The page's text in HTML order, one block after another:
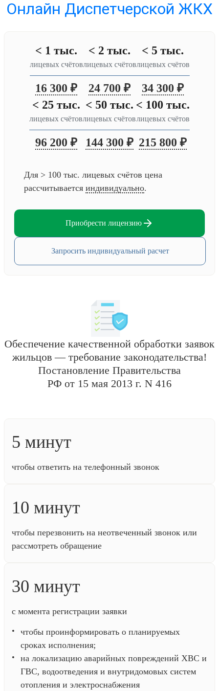
Онлайн Диспетчерской ЖКХ
< 1 тыс.
лицевых счётов
16 300 ₽
< 2 тыс.
лицевых счётов
24 700 ₽
< 5 тыс.
лицевых счётов
34 300 ₽
< 25 тыс.
лицевых счётов
96 200 ₽
< 50 тыс.
лицевых счётов
144 300 ₽
< 100 тыс.
лицевых счётов
215 800 ₽
Для > 100 тыс. лицевых счётов цена
рассчитывается индивидуально.
Приобрести лицензию
Запросить индивидуальный расчет
Обеспечение качественной обработки заявок
жильцов — требование законодательства!
Постановление Правительства
РФ от 15 мая 2013 г. N 416
5 минут
чтобы ответить на телефонный звонок
10 минут
чтобы перезвонить на неотвеченный звонок или
рассмотреть обращение
30 минут
c момента регистрации заявки
чтобы проинформировать о планируемых
сроках исполнения;
на локализацию аварийных повреждений ХВС и
ГВС, водоотведения и внутридомовых систем
отопления и электроснабжения